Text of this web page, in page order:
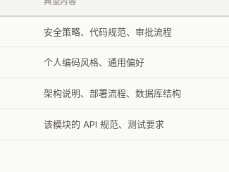
安全策略、代码规范、审批流程
个人编码风格、通用偏好
架构说明、部署流程、数据库结构
该模块的 API 规范、测试要求